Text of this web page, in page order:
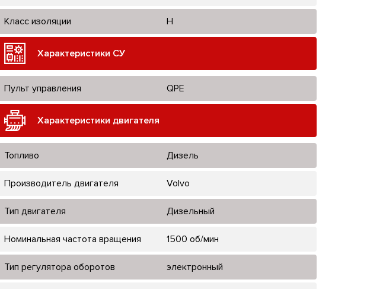
Класс изоляции H
Характеристики СУ
Пульт управления QPE
Характеристики двигателя
Топливо Дизель
Производитель двигателя Volvo
Тип двигателя Дизельный
Номинальная частота вращения 1500 об/мин
Тип регулятора оборотов электронный